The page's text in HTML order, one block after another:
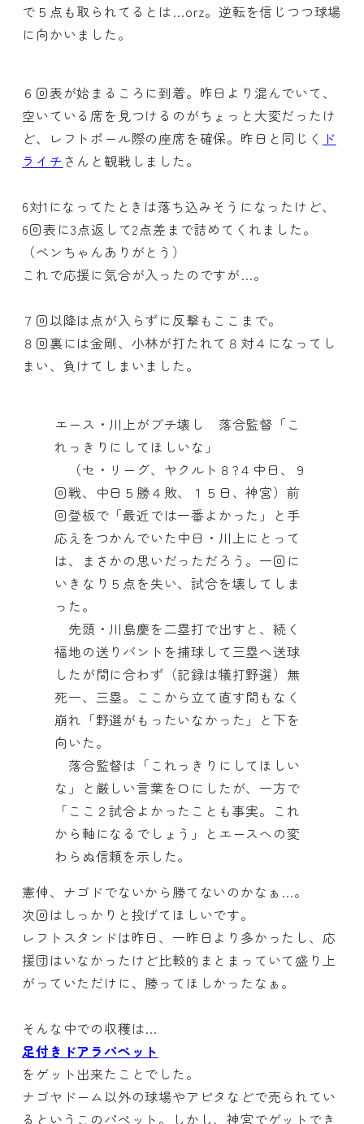
で５点も取られてるとは…orz。逆転を信じつつ球場
に向かいました。
６回表が始まるころに到着。昨日より混んでいて、
空いている席を見つけるのがちょっと大変だったけ
ど、レフトポール際の座席を確保。昨日と同じく ド
ライチさんと観戦しました。
6対1になってたときは落ち込みそうになったけど、
6回表に3点返して2点差まで詰めてくれました。
（ベンちゃんありがとう）
これで応援に気合が入ったのですが…。
７回以降は点が入らずに反撃もここまで。
８回裏には金剛、小林が打たれて８対４になってし
まい、負けてしまいました。
エース・川上がブチ壊し 落合監督「こ
れっきりにしてほしいな」
（セ・リーグ、ヤクルト８?４中日、９
回戦、中日５勝４敗、１５日、神宮）前
回登板で「最近では一番よかった」と手
応えをつかんでいた中日・川上にとって
は、まさかの思いだっただろう。一回に
いきなり５点を失い、試合を壊してしま
った。
先頭・川島慶を二塁打で出すと、続く
福地の送りバントを捕球して三塁へ送球
したが間に合わず（記録は犠打野選）無
死一、三塁。ここから立て直す間もなく
崩れ「野選がもったいなかった」と下を
向いた。
落合監督は「これっきりにしてほしい
な」と厳しい言葉を口にしたが、一方で
「ここ２試合よかったことも事実。これ
から軸になるでしょう」とエースへの変
わらぬ信頼を示した。
憲伸、ナゴドでないから勝てないのかなぁ…。
次回はしっかりと投げてほしいです。
レフトスタンドは昨日、一昨日より多かったし、応
援団はいなかったけど比較的まとまっていて盛り上
がっていただけに、勝ってほしかったなぁ。
そんな中での収穫は…
足付きドアラパペット
をゲット出来たことでした。
ナゴヤドーム以外の球場やアピタなどで売られてい
るというこのパペット。しかし、神宮でゲットでき